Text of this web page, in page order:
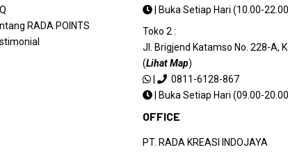
RADA POINTS
|
Buka Setiap Hari (10.00-
Toko 2 :
Jl. Brigjend Katamso No. 228-A,
(Lihat Map)
|
0811-6128-867
|
Buka Setiap Hari (09.00-
OFFICE
PT. RADA KREASI INDOJAYA